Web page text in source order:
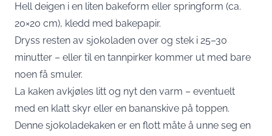
Hell deigen i en liten bakeform eller springform (ca.
20×20 cm), kledd med bakepapir.
Dryss resten av sjokoladen over og stek i 25–30
minutter – eller til en tannpirker kommer ut med bare
noen få smuler.
La kaken avkjøles litt og nyt den varm – eventuelt
med en klatt skyr eller en bananskive på toppen.
Denne sjokoladekaken er en flott måte å unne seg en